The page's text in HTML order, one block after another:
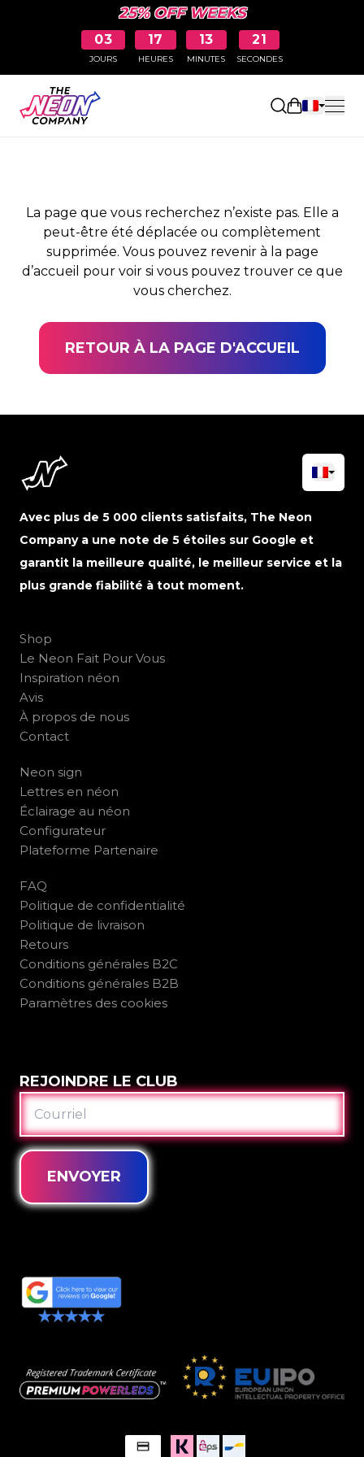
25% OFF WEEKS
03
JOURS
17
HEURES
13
MINUTES
21
SECONDES
Ouvrir le
PAGE NON TROUVÉE
La page que vous recherchez n’existe pas. Elle a
peut-être été déplacée ou complètement
supprimée. Vous pouvez revenir à la page
d’accueil pour voir si vous pouvez trouver ce que
vous cherchez.
RETOUR À LA PAGE D'ACCUEIL
Avec plus de 5 000 clients satisfaits, The Neon
Company a une note de 5 étoiles sur Google et
garantit la meilleure qualité, le meilleur service et la
plus grande fiabilité à tout moment.
Shop
Le Neon Fait Pour Vous
Inspiration néon
Avis
À propos de nous
Contact
Neon sign
Lettres en néon
Éclairage au néon
Configurateur
Plateforme Partenaire
FAQ
Politique de confidentialité
Politique de livraison
Retours
Conditions générales B2C
Conditions générales B2B
Paramètres des cookies
REJOINDRE LE CLUB
COURRIEL
ENVOYER